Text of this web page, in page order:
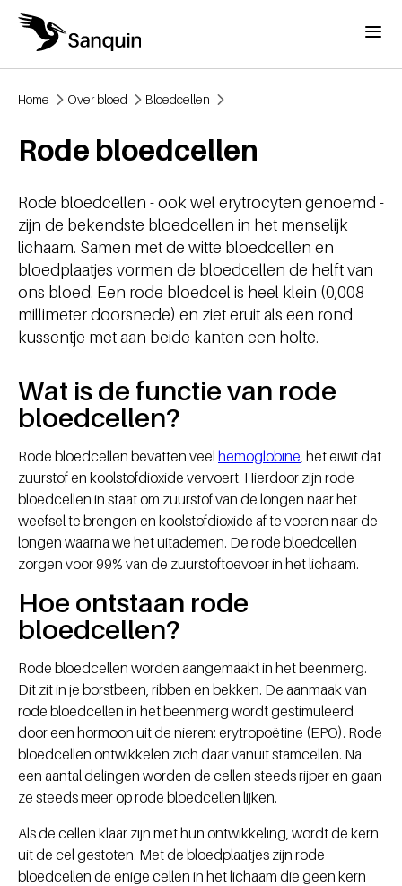
Overslaan en naar de inhoud gaan
Menu
Home Over bloed Bloedcellen
Rode bloedcellen
Rode bloedcellen - ook wel erytrocyten genoemd -
zijn de bekendste bloedcellen in het menselijk
lichaam. Samen met de witte bloedcellen en
bloedplaatjes vormen de bloedcellen de helft van
ons bloed. Een rode bloedcel is heel klein (0,008
millimeter doorsnede) en ziet eruit als een rond
kussentje met aan beide kanten een holte.
Wat is de functie van rode
bloedcellen?
Rode bloedcellen bevatten veel hemoglobine , het eiwit dat
zuurstof en koolstofdioxide vervoert. Hierdoor zijn rode
bloedcellen in staat om zuurstof van de longen naar het
weefsel te brengen en koolstofdioxide af te voeren naar de
longen waarna we het uitademen. De rode bloedcellen
zorgen voor 99% van de zuurstoftoevoer in het lichaam.
Hoe ontstaan rode
bloedcellen?
Rode bloedcellen worden aangemaakt in het beenmerg.
Dit zit in je borstbeen, ribben en bekken. De aanmaak van
rode bloedcellen in het beenmerg wordt gestimuleerd
door een hormoon uit de nieren: erytropoëtine (EPO). Rode
bloedcellen ontwikkelen zich daar vanuit stamcellen. Na
een aantal delingen worden de cellen steeds rijper en gaan
ze steeds meer op rode bloedcellen lijken.
Als de cellen klaar zijn met hun ontwikkeling, wordt de kern
uit de cel gestoten. Met de bloedplaatjes zijn rode
bloedcellen de enige cellen in het lichaam die geen kern